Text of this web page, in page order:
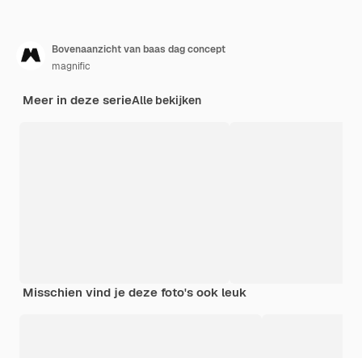
Bovenaanzicht van baas dag concept
magnific
Meer in deze serieAlle bekijken
Misschien vind je deze foto's ook leuk